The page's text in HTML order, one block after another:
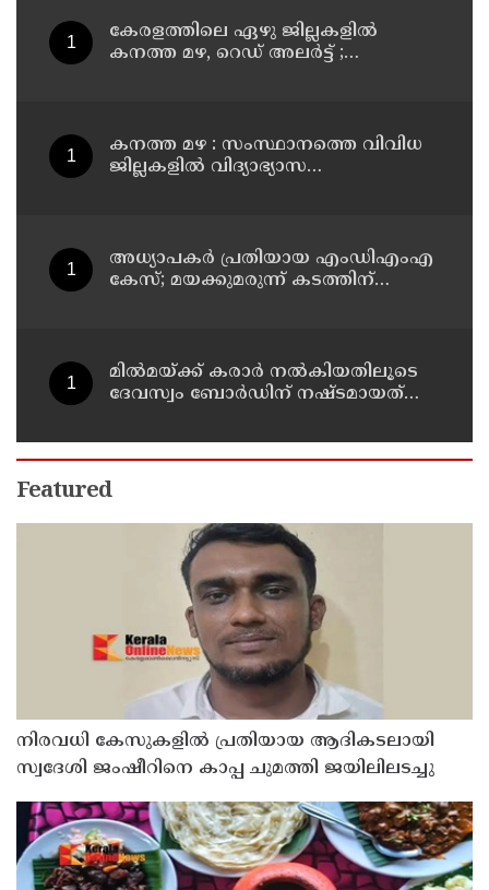
കേരളത്തിലെ ഏഴു ജില്ലകളിൽ
കനത്ത മഴ, റെഡ് അലർട്ട് ;
കനത്ത മഴ : സംസ്ഥാനത്തെ വിവിധ
ജില്ലകളിൽ വിദ്യാഭ്യാസ
അധ്യാപകര്‍ പ്രതിയായ എംഡിഎംഎ
കേസ്; മയക്കുമരുന്ന് കടത്തിന്
മില്‍മയ്ക്ക് കരാര്‍ നല്‍കിയതിലൂടെ
ദേവസ്വം ബോര്‍ഡിന് നഷ്ടമായത്
Featured
നിരവധി കേസുകളിൽ പ്രതിയായ ആദികടലായി
സ്വദേശി ജംഷീറിനെ കാപ്പ ചുമത്തി ജയിലിലടച്ചു